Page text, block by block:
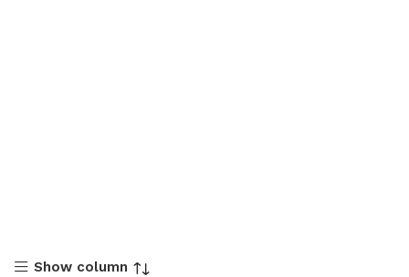
Show column